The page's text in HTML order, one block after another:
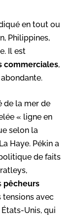
en tout ou
Philippines,
Il est
commerciales,
de la mer de
« ligne en
selon la
Haye. Pékin a
de faits
pêcheurs
avec
Unis, qui